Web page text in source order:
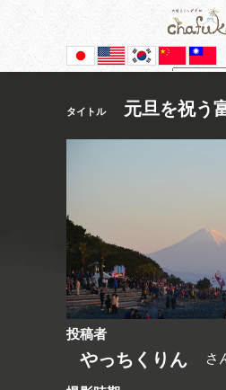
タイトル 元旦を祝う
投稿者
やっちくりん さ